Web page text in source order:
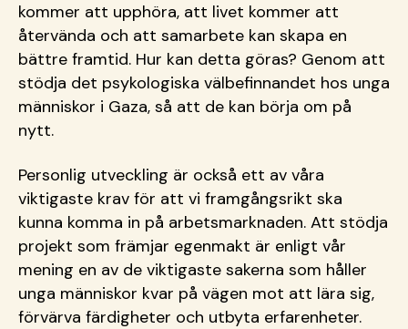
kommer att upphöra, att livet kommer att
återvända och att samarbete kan skapa en
bättre framtid. Hur kan detta göras? Genom att
stödja det psykologiska välbefinnandet hos unga
människor i Gaza, så att de kan börja om på
nytt.
Personlig utveckling är också ett av våra
viktigaste krav för att vi framgångsrikt ska
kunna komma in på arbetsmarknaden. Att stödja
projekt som främjar egenmakt är enligt vår
mening en av de viktigaste sakerna som håller
unga människor kvar på vägen mot att lära sig,
förvärva färdigheter och utbyta erfarenheter.